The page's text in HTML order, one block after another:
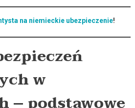
na niemieckie ubezpieczenie!
w